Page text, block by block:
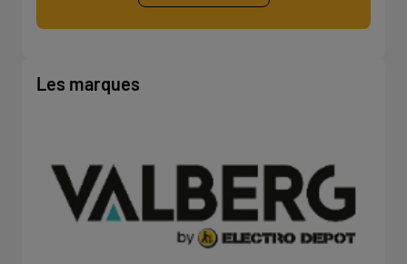
Les marques